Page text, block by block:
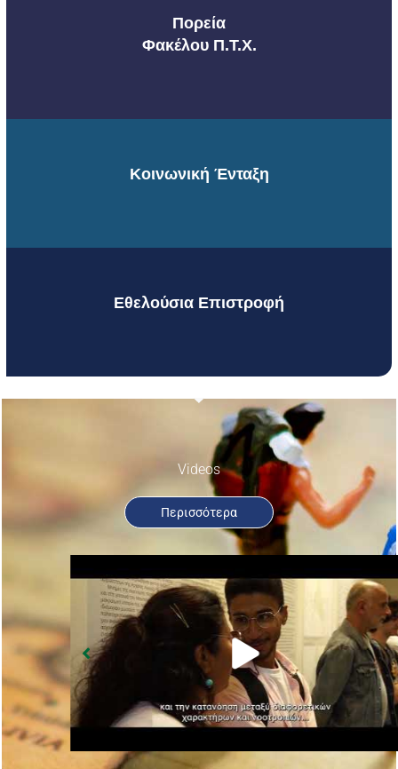
Πορεία
Φακέλου Π.Τ.Χ.
Κοινωνική Ένταξη
Εθελούσια Επιστροφή
Videos
Περισσότερα